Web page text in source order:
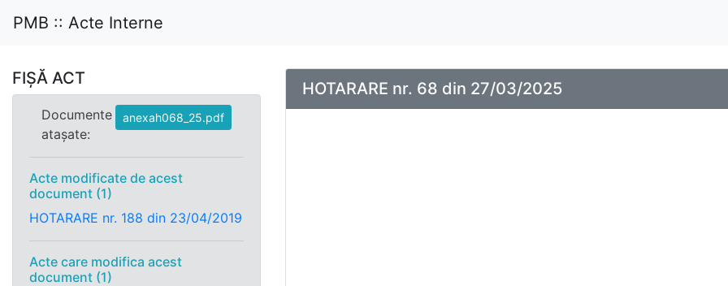
PMB :: Acte Interne
FIȘĂ ACT
Documente
atașate:
anexah068_25.pdf
Acte modificate de acest
document (1)
HOTARARE nr. 188 din 23/04/2019
Acte care modifica acest
document (1)
HOTARARE nr. 68 din 27/03/2025